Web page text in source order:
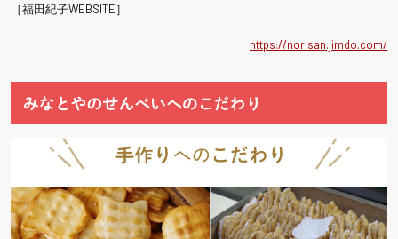
［福田紀子WEBSITE］
https://norisan.jimdo.com/